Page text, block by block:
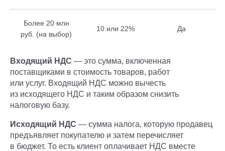
Более 20 млн
руб. (на выбор)
10 или 22% Да
Входящий НДС — это сумма, включенная
поставщиками в стоимость товаров, работ
или услуг. Входящий НДС можно вычесть
из исходящего НДС и таким образом снизить
налоговую базу.
Исходящий НДС — сумма налога, которую продавец
предъявляет покупателю и затем перечисляет
в бюджет. То есть клиент оплачивает НДС вместе